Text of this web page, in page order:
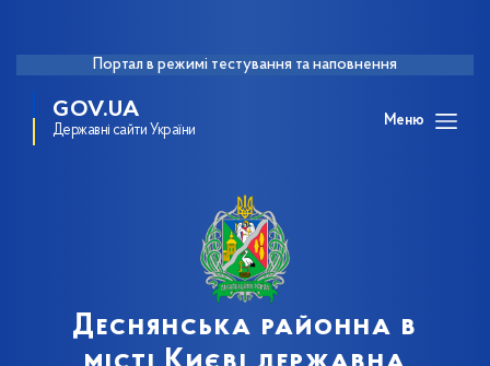
Портал в режимі тестування та наповнення
GOV.UA
Державні сайти України
Меню
Деснянська районна в